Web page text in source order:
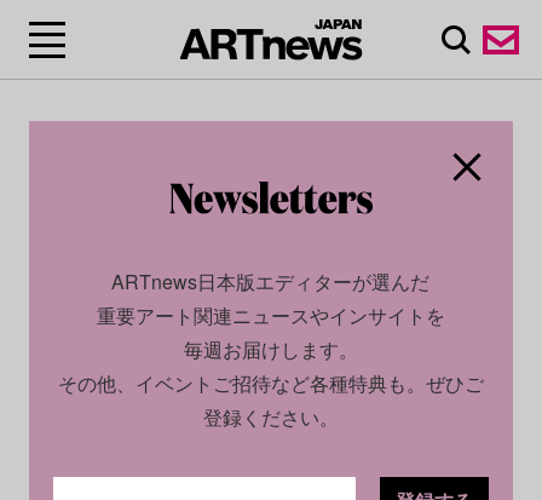
レゼント
TEXT BY ARTNEWS JAPAN
フォローしてご応募いただいた方を対象に、抽選で5組10名様
ARTnews日本版エディターが選んだ
重要アート関連ニュースやインサイトを
毎週お届けします。
その他、イベントご招待など各種特典も。ぜひご
登録ください。